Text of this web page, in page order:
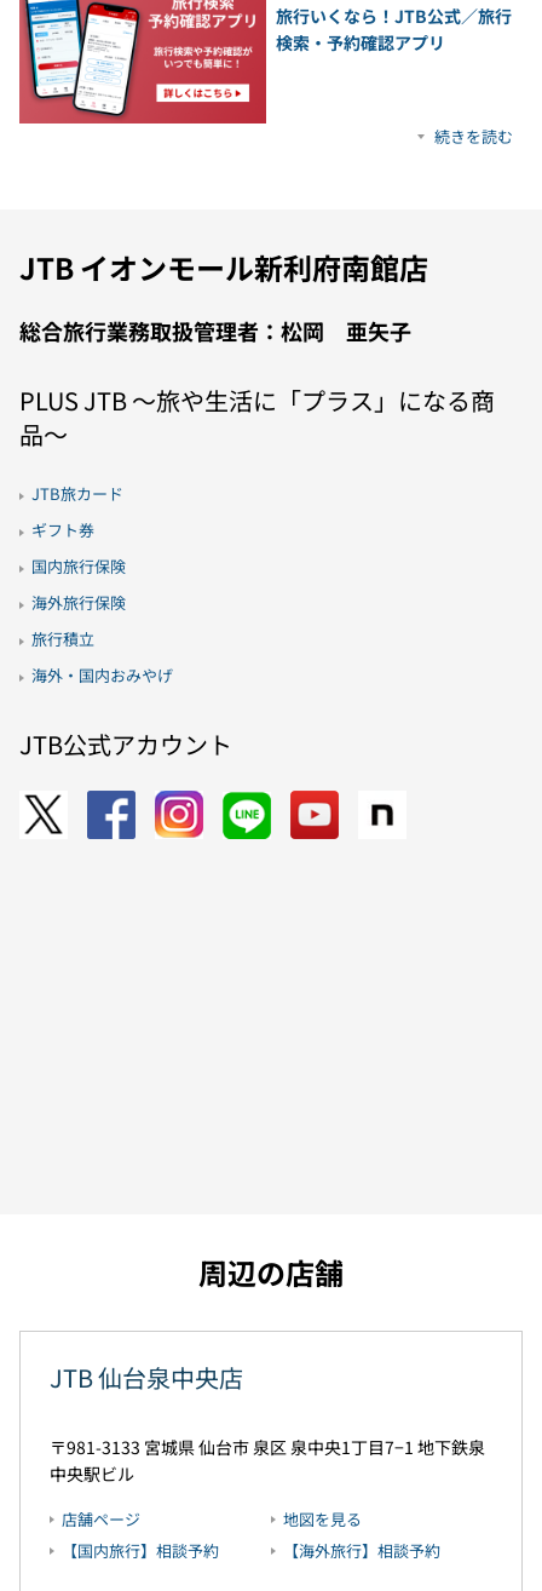
旅行いくなら！JTB公式／旅行
検索・予約確認アプリ
続きを読む
JTB イオンモール新利府南館店
総合旅行業務取扱管理者：松岡 亜矢子
PLUS JTB 〜旅や生活に「プラス」になる商
品〜
JTB旅カード
ギフト券
国内旅行保険
海外旅行保険
旅行積立
海外・国内おみやげ
JTB公式アカウント
周辺の店舗
JTB 仙台泉中央店
981-3133 宮城県仙台市泉区泉中央1丁目7−1 地下鉄泉
中央駅ビル
店舗ページ
【国内旅行】相談予約
地図を見る
【海外旅行】相談予約